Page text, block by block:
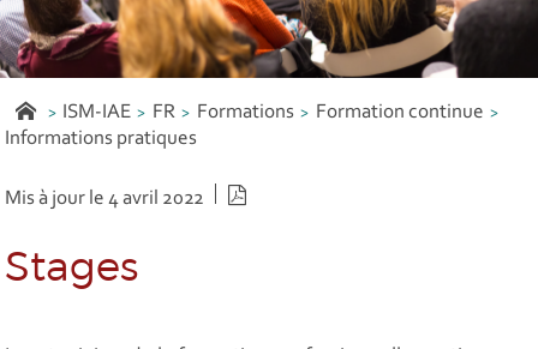
ISM-IAE FR Formations
Formation continue
Informations pratiques
Mis à jour le 4 avril 2022
Stages